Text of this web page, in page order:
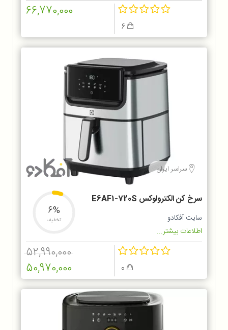
66,770,000
سراسر ایران
سرخ کن الکترولوکس E6AF1-720S
سایت آفکادو
اطلاعات بیشتر...
6%
تخفیف
52,990,000
50,970,000